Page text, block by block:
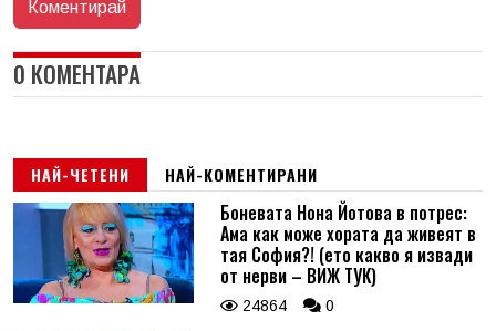
0 КОМЕНТАРА
НАЙ-ЧЕТЕНИ НАЙ-КОМЕНТИРАНИ
Боневата Нона Йотова в потрес:
Ама как може хората да живеят в
тая София?! (ето какво я извади
от нерви – ВИЖ ТУК)
24864 0